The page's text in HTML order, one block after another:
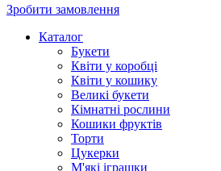
Зробити замовлення
Каталог
Букети
Квіти у коробці
Квіти у кошику
Великі букети
Кімнатні рослини
Кошики фруктів
Торти
Цукерки
М'які іграшки